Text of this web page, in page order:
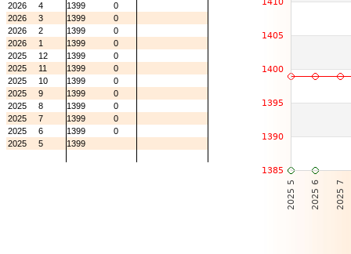
2026
4 1399
0
2026
3 1399
0
2026
2 1399
0
2026
1 1399
0
2025
12 1399
0
2025
11 1399
0
2025
10 1399
0
2025
9 1399
0
2025
8 1399
0
2025
7 1399
0
2025
6 1399
0
2025
5 1399